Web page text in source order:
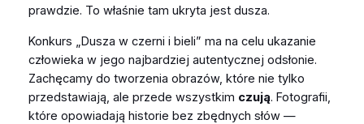
prawdzie. To właśnie tam ukryta jest dusza.
Konkurs „Dusza w czerni i bieli” ma na celu ukazanie
człowieka w jego najbardziej autentycznej odsłonie.
Zachęcamy do tworzenia obrazów, które nie tylko
przedstawiają, ale przede wszystkim czują. Fotografii,
które opowiadają historie bez zbędnych słów —